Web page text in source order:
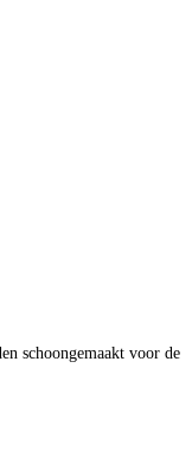
schoongemaakt voor de